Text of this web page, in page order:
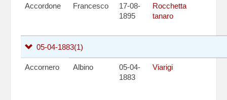
Accordone Francesco
17-08-
1895
Rocchetta
tanaro
05-04-1883(1)
Accornero Albino
05-04-
1883
Viarigi